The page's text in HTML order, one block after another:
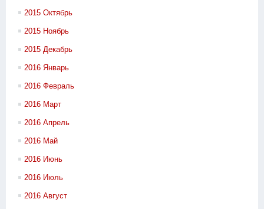
2015 Октябрь
2015 Ноябрь
2015 Декабрь
2016 Январь
2016 Февраль
2016 Март
2016 Апрель
2016 Май
2016 Июнь
2016 Июль
2016 Август